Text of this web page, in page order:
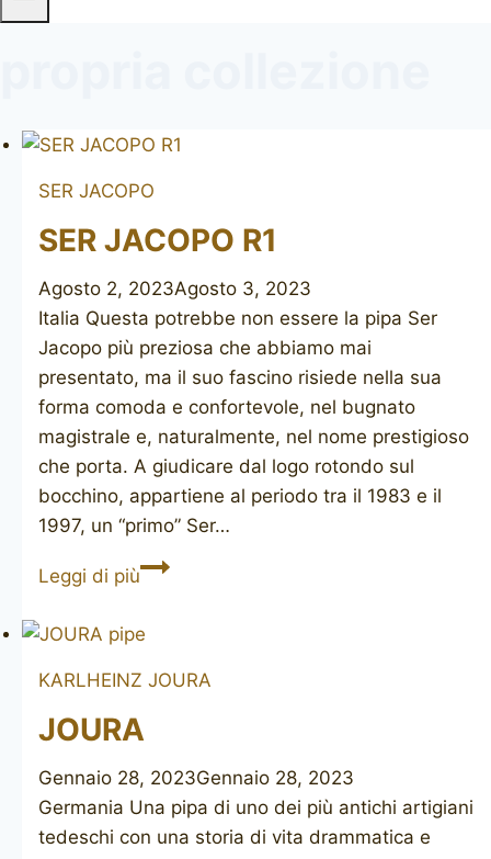
SER JACOPO
SER JACOPO R1
Agosto 2, 2023Agosto 3, 2023
Italia Questa potrebbe non essere la pipa Ser
Jacopo più preziosa che abbiamo mai
presentato, ma il suo fascino risiede nella sua
forma comoda e confortevole, nel bugnato
magistrale e, naturalmente, nel nome prestigioso
che porta. A giudicare dal logo rotondo sul
bocchino, appartiene al periodo tra il 1983 e il
1997, un “primo” Ser…
Leggi di piùSER
R1
KARLHEINZ JOURA
JOURA
Gennaio 28, 2023Gennaio 28, 2023
Germania Una pipa di uno dei più antichi artigiani
tedeschi con una storia di vita drammatica e